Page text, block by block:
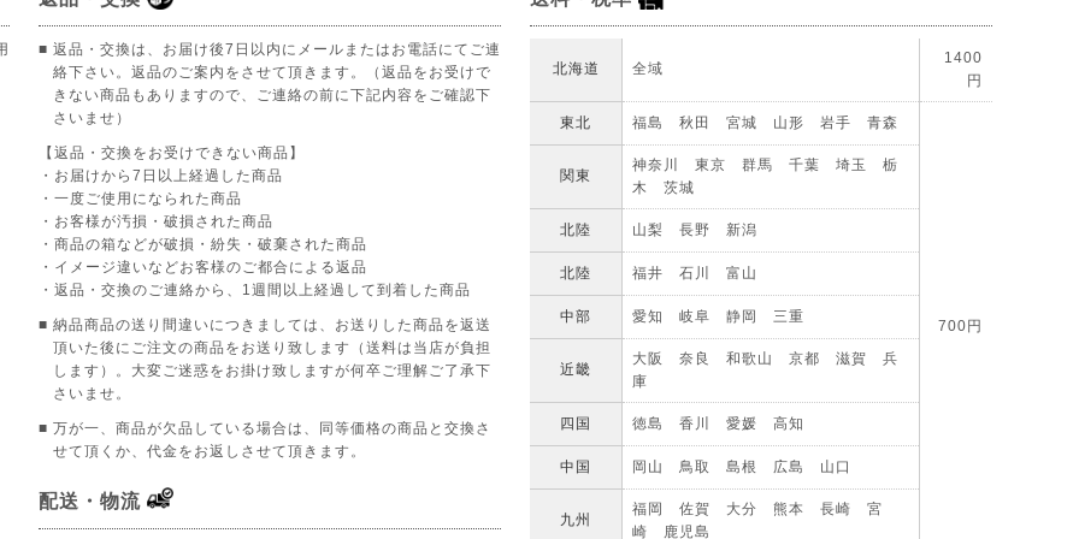
■ 返品・交換は、お届け後7日以内にメールまたはお電話にてご連
絡下さい。返品のご案内をさせて頂きます。（返品をお受けで
きない商品もありますので、ご連絡の前に下記内容をご確認下
さいませ）
【返品・交換をお受けできない商品】
・お届けから7日以上経過した商品
・一度ご使用になられた商品
・お客様が汚損・破損された商品
・商品の箱などが破損・紛失・破棄された商品
・イメージ違いなどお客様のご都合による返品
・返品・交換のご連絡から、1週間以上経過して到着した商品
■ 納品商品の送り間違いにつきましては、お送りした商品を返送
頂いた後にご注文の商品をお送り致します（送料は当店が負担
します）。大変ご迷惑をお掛け致しますが何卒ご理解ご了承下
さいませ。
■ 万が一、商品が欠品している場合は、同等価格の商品と交換さ
せて頂くか、代金をお返しさせて頂きます。
配送・物流
北海道 全域
1400
円
東北 福島 秋田 宮城 山形 岩手 青森
700円
関東
神奈川 東京 群馬 千葉 埼玉 栃
木 茨城
北陸 山梨 長野 新潟
北陸 福井 石川 富山
中部 愛知 岐阜 静岡 三重
近畿
大阪 奈良 和歌山 京都 滋賀 兵
庫
四国 徳島 香川 愛媛 高知
中国 岡山 鳥取 島根 広島 山口
九州
福岡 佐賀 大分 熊本 長崎 宮
崎 鹿児島